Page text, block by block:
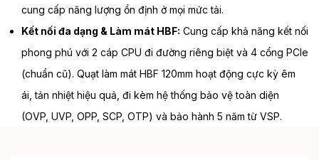
cung cấp năng lượng ổn định ở mọi mức tải.
Kết nối đa dạng & Làm mát HBF: Cung cấp khả năng kết nối
phong phú với 2 cáp CPU đi đường riêng biệt và 4 cổng PCIe
(chuẩn cũ). Quạt làm mát HBF 120mm hoạt động cực kỳ êm
ái, tản nhiệt hiệu quả, đi kèm hệ thống bảo vệ toàn diện
(OVP, UVP, OPP, SCP, OTP) và bảo hành 5 năm từ VSP.